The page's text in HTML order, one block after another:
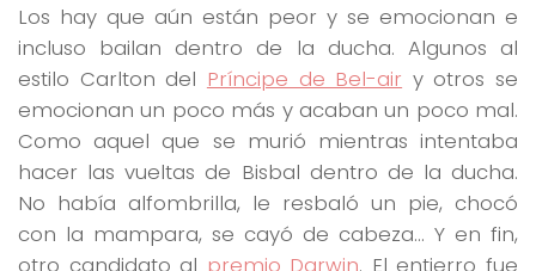
Los hay que aún están peor y se emocionan e
incluso bailan dentro de la ducha. Algunos al
estilo Carlton del Príncipe de Bel-air y otros se
emocionan un poco más y acaban un poco mal.
Como aquel que se murió mientras intentaba
hacer las vueltas de Bisbal dentro de la ducha.
No había alfombrilla, le resbaló un pie, chocó
con la mampara, se cayó de cabeza… Y en fin,
otro candidato al premio Darwin. El entierro fue